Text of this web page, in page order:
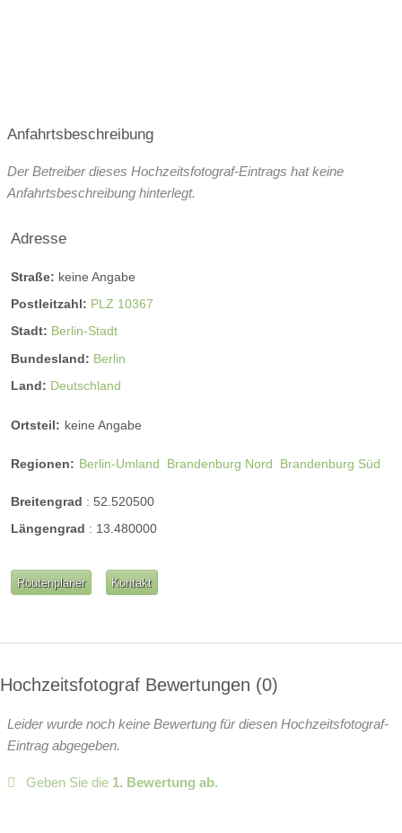
Anfahrtsbeschreibung
Der Betreiber dieses Hochzeitsfotograf-Eintrags hat keine
Anfahrtsbeschreibung hinterlegt.
Adresse
Straße: keine Angabe
Postleitzahl: PLZ 10367
Stadt: Berlin-Stadt
Bundesland: Berlin
Land: Deutschland
Ortsteil: keine Angabe
Regionen: Berlin-Umland Brandenburg Nord Brandenburg Süd
Breitengrad : 52.520500
Längengrad : 13.480000
Routenplaner Kontakt
Hochzeitsfotograf Bewertungen 0
Leider wurde noch keine Bewertung für diesen Hochzeitsfotograf-
Eintrag abgegeben.
Geben Sie die 1. Bewertung ab.